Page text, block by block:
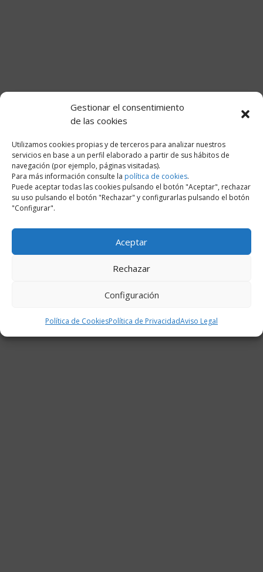
Gestionar el consentimiento
de las cookies
Utilizamos cookies propias y de terceros para analizar nuestros
servicios en base a un perfil elaborado a partir de sus hábitos de
navegación (por ejemplo, páginas visitadas).
Para más información consulte la política de cookies.
Puede aceptar todas las cookies pulsando el botón "Aceptar", rechazar
su uso pulsando el botón "Rechazar" y configurarlas pulsando el botón
"Configurar".
Aceptar
Rechazar
Configuración
Política de CookiesPolítica de PrivacidadAviso Legal